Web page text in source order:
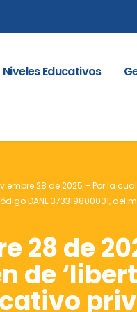
Niveles Educativos
28 de 2025 – Por la
DANE 373319800001,
28 de
de